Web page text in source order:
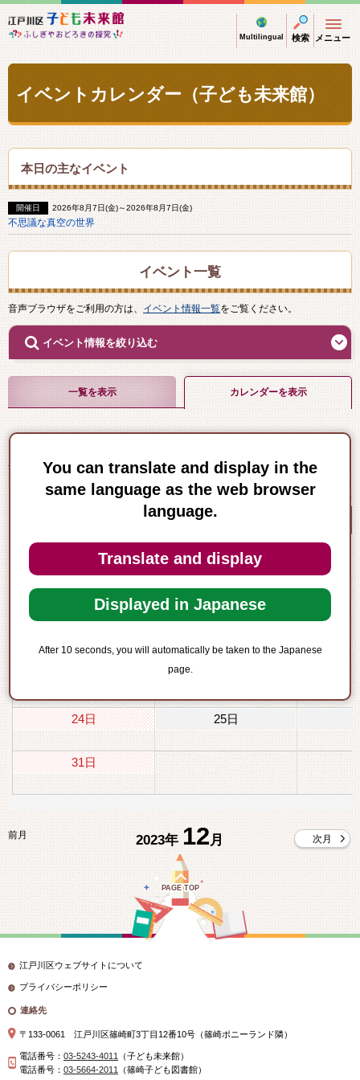
You can translate and display in the
same language as the web browser
language.
Translate and display
Displayed in Japanese
After 10 seconds, you will automatically be taken to the Japanese
page.
江戸川区子ども未来館 ふしぎやおどろきの探
Multilingual 検索 メニュー
イベントカレンダー（子ども未来館）
本日の主なイベント
開催日 2026年8月7日(金)～2026年8月7日(金)
不思議な真空の世界
イベント一覧
音声ブラウザをご利用の方は、イベント情報一覧をご覧ください。
イベント情報を絞り込む
一覧を表示 カレンダーを表示
前月 2023年 12 月 次月
3日 4日
24日 25日
31日
前月 2023年 12月 次月
江戸川区ウェブサイトについて
プライバシーポリシー
連絡先
〒133-0061 江戸川区篠崎町3丁目12番10号（篠崎ポニーランド隣）
電話番号： 03-5243-4011
（子ども未来館）
電話番号： 03-5664-2011 （篠崎子ども図書館）
PAGE TOP